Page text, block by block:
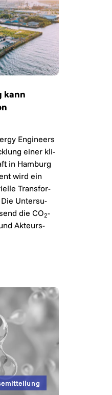
kann
Engineers
ei­ner kli­
in Ham­burg
wird ein
Trans­for­
Un­ter­su­
die CO2-
Ak­teurs­